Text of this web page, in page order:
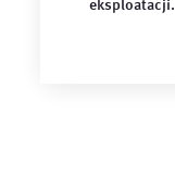
eksploatacji.